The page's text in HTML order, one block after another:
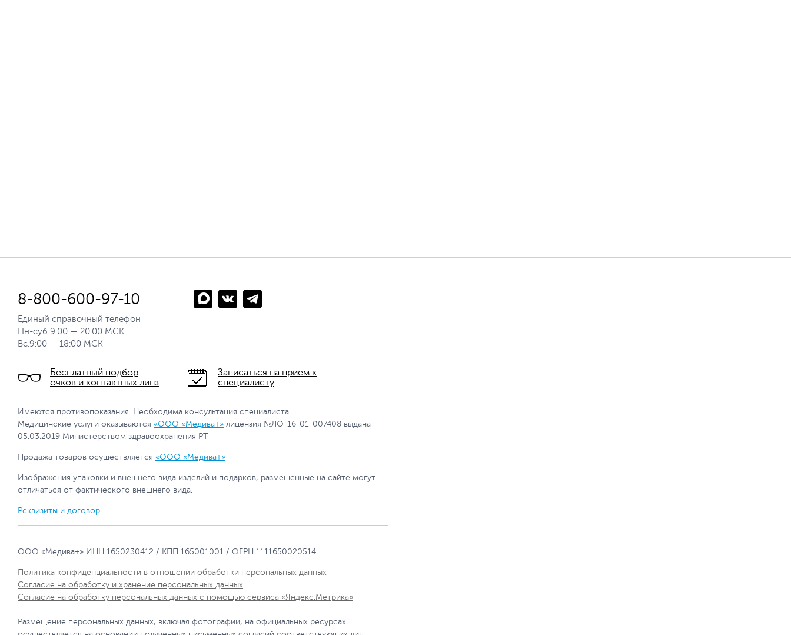
8-800-600-97-10
Единый справочный телефон
Пн-суб 9:00 — 20:00 МСК
Вс.9:00 — 18:00 МСК
Бесплатный подбор
очков и контактных линз
Записаться на прием к
специалисту
Имеются противопоказания. Необходима консультация специалиста.
Медицинские услуги оказываются «ООО «Медива+» лицензия №ЛО-16-01-007408 выдана
05.03.2019 Министерством здравоохранения РТ
Продажа товаров осуществляется «ООО «Медива+»
Изображения упаковки и внешнего вида изделий и подарков, размещенные на сайте могут
отличаться от фактического внешнего вида.
Реквизиты и договор
ООО «Медива+» ИНН 1650230412 / КПП 165001001 / ОГРН 1111650020514
Политика конфиденциальности в отношении обработки персональных данных
Согласие на обработку и хранение персональных данных
Согласие на обработку персональных данных с помощью сервиса «Яндекс.Метрика»
Размещение персональных данных, включая фотографии, на официальных ресурсах